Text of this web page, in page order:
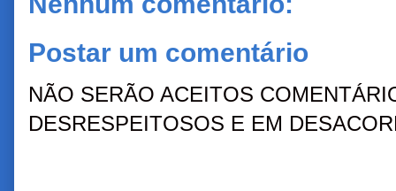
Postar um comentário
NÃO SERÃO ACEITOS
DESRESPEITOSOS E EM